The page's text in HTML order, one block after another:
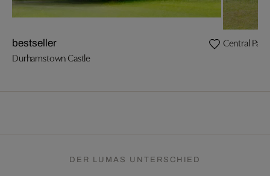
bestseller
Durhamstown Castle
Central
DER LUMAS UNTERSCHIED